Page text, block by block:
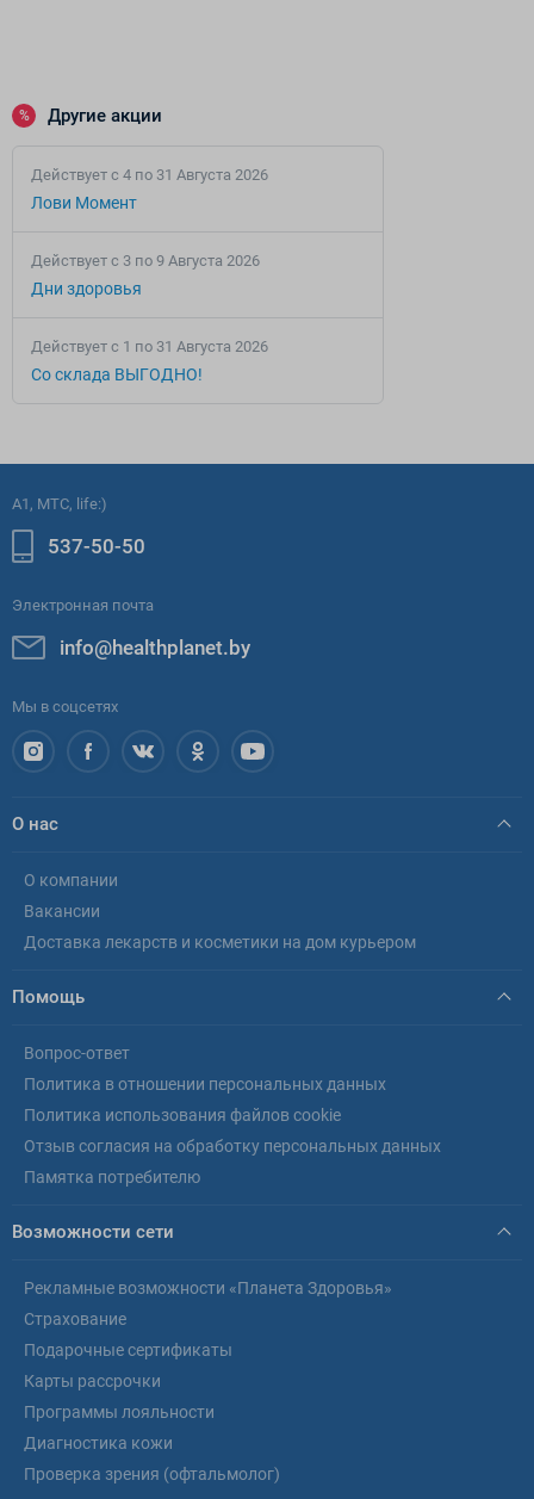
% Другие акции
Действует c 4 по 31 Августа 2026
Лови Момент
Действует c 3 по 9 Августа 2026
Дни здоровья
Действует c 1 по 31 Августа 2026
Со склада ВЫГОДНО!
A1, МТС, life:)
537-50-50
Электронная почта
info@healthplanet.by
Мы в соцсетях
О нас
О компании
Вакансии
Доставка лекарств и косметики на дом курьером
Помощь
Вопрос-ответ
Политика в отношении персональных данных
Политика использования файлов cookie
Отзыв согласия на обработку персональных данных
Памятка потребителю
Возможности сети
Рекламные возможности «Планета Здоровья»
Страхование
Подарочные сертификаты
Карты рассрочки
Программы лояльности
Диагностика кожи
Проверка зрения (офтальмолог)